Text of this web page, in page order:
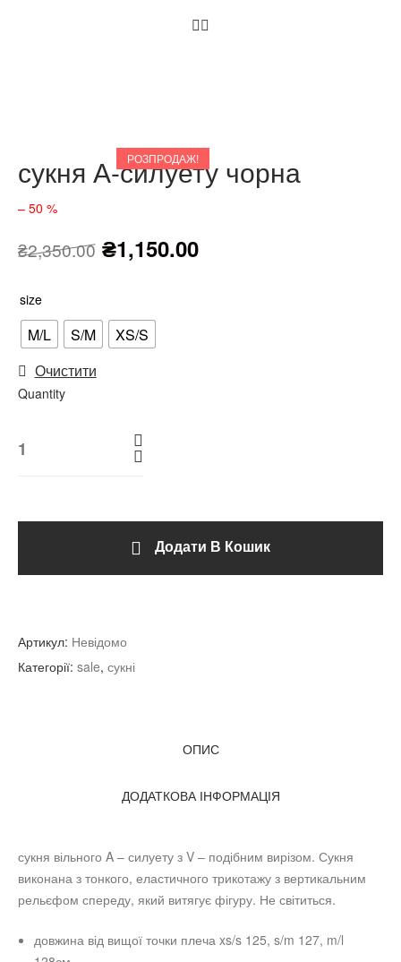
РОЗПРОДАЖ!
сукня А-силуету чорна
– 50 %
₴2,350.00 ₴1,150.00
size
M/L S/M
XS/S
Очистити
Quantity
Додати В Кошик
Артикул: Невідомо
Категорії: sale, сукні
ОПИС
ДОДАТКОВА ІНФОРМАЦІЯ
сукня вільного A – силуету з V – подібним вирізом. Сукня
виконана з тонкого, еластичного трикотажу з вертикальним
рельєфом спереду, який витягує фігуру. Не світиться.
довжина від вищої точки плеча xs/s 125, s/m 127, m/l